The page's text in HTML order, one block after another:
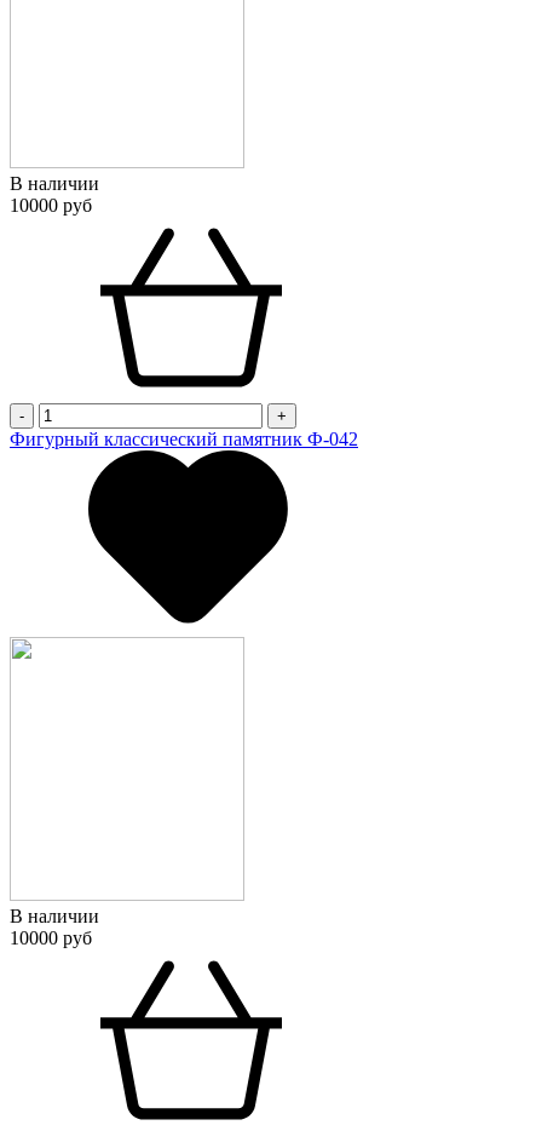
В наличии
10000 руб
- +
Фигурный классический памятник Ф-042
В наличии
10000 руб